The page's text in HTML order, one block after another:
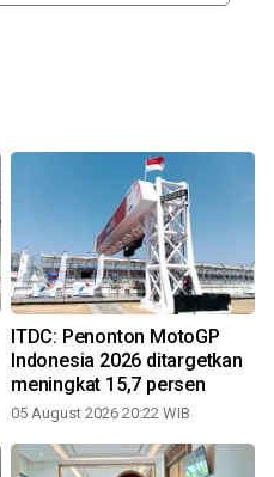
ITDC: Penonton MotoGP
Indonesia 2026 ditargetkan
meningkat 15,7 persen
05 August 2026 20:22 WIB